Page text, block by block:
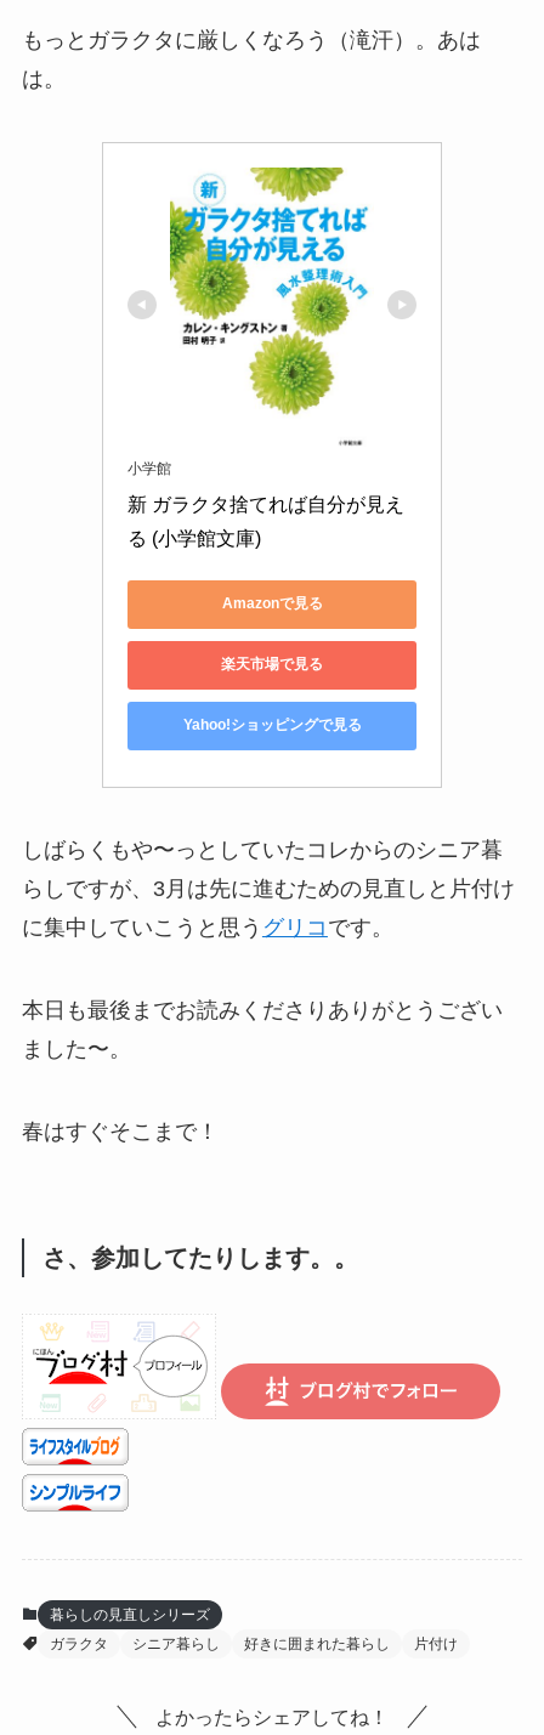
もっとガラクタに厳しくなろう（滝汗）。あは
は。
小学館
新 ガラクタ捨てれば自分が見え
る (小学館文庫)
Amazonで見る
楽天市場で見る
Yahoo!ショッピングで見る
しばらくもや〜っとしていたコレからのシニア暮
らしですが、3月は先に進むための見直しと片付け
に集中していこうと思う グリコ です。
本日も最後までお読みくださりありがとうござい
ました〜。
春はすぐそこまで！
さ、参加してたりします。。
暮らしの見直しシリーズ
ガラクタ
シニア暮らし 好きに囲まれた暮らし 片付け
よかったらシェアしてね！